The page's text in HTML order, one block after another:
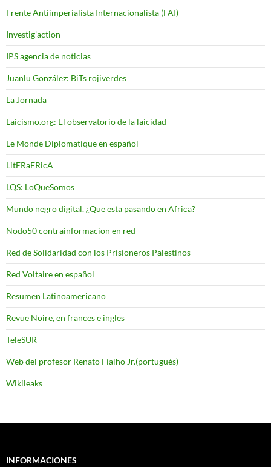
Frente Antiimperialista Internacionalista (FAI)
Investig'action
IPS agencia de noticias
Juanlu González: BiTs rojiverdes
La Jornada
Laicismo.org: El observatorio de la laicidad
Le Monde Diplomatique en español
LitERaFRicA
LQS: LoQueSomos
Mundo negro digital. ¿Que esta pasando en Africa?
Nodo50 contrainformacion en red
Red de Solidaridad con los Prisioneros Palestinos
Red Voltaire en español
Resumen Latinoamericano
Revue Noire, en frances e ingles
TeleSUR
Web del profesor Renato Fialho Jr.(portugués)
Wikileaks
INFORMACIONES